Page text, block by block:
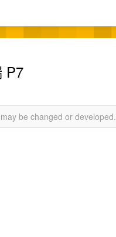
P7
be changed or developed.